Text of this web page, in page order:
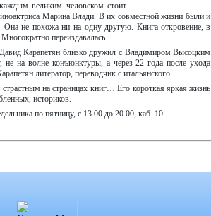
великим человеком стоит
Марина Влади. В их совместной жизни были и
Она не похожа ни на одну другую. Книга-откровение, в
переиздавалась.
Карапетян близко дружил с Владимиром Высоцким
на волне конъюнктуры, а через 22 года после ухода
литератор, переводчик с итальянского.
на страницах книг… Его короткая яркая жизнь
историков.
по пятницу, с 13.00 до 20.00, каб. 10.